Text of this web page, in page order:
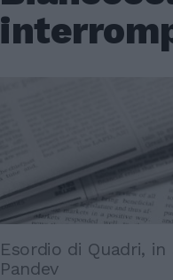
Esordio di Quadri,
Pandev